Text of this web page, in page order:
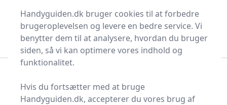
HandyGuiden
Søg nu
Søg nu
Diverse værktøj
Opbevaring af værktøj
Værkstedsreol
Handyguiden.dk bruger cookies til at forbedre
brugeroplevelsen og levere en bedre service. Vi
benytter dem til at analysere, hvordan du bruger
siden, så vi kan optimere vores indhold og
funktionalitet.
Hvis du fortsætter med at bruge
Handyguiden.dk, accepterer du vores brug af